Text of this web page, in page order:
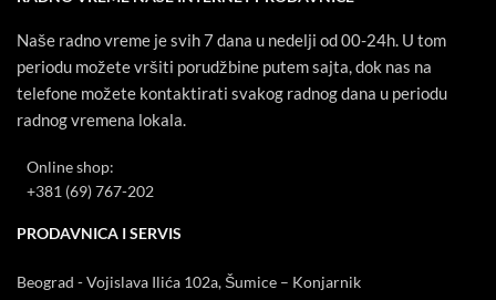
Naše radno vreme je svih 7 dana u nedelji od 00-24h. U tom
periodu možete vršiti porudžbine putem sajta, dok nas na
telefone možete kontaktirati svakog radnog dana u periodu
radnog vremena lokala.
Online shop:
+381 (69) 767-202
PRODAVNICA I SERVIS
Beograd - Vojislava Ilića 102a, Šumice – Konjarnik